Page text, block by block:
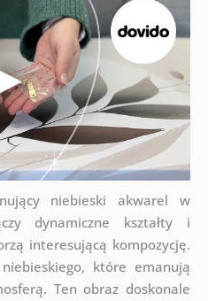
niebieski akwarel w
dynamiczne kształty i
interesującą kompozycję.
które emanują
Ten obraz doskonale